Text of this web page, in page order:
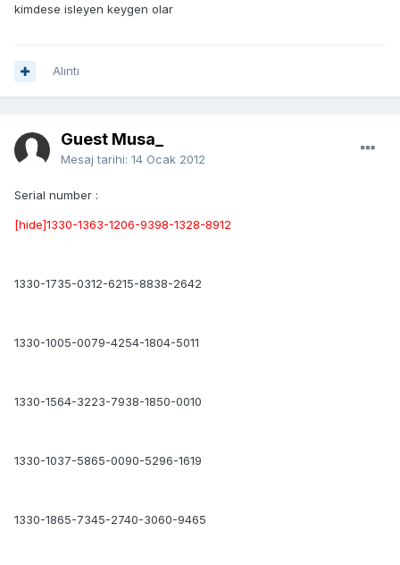
kimdese isleyen keygen olar
Alıntı
Guest Musa_
Mesaj tarihi: 14 Ocak 2012
Serial number :
[hide]1330-1363-1206-9398-1328-8912
1330-1735-0312-6215-8838-2642
1330-1005-0079-4254-1804-5011
1330-1564-3223-7938-1850-0010
1330-1037-5865-0090-5296-1619
1330-1865-7345-2740-3060-9465